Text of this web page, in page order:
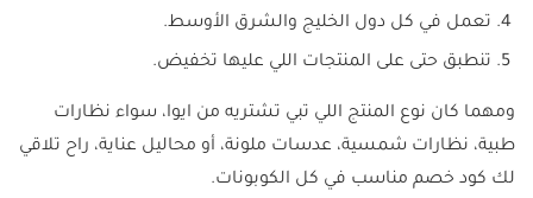
تعمل في كل دول الخليج والشرق الأوسط.
تنطبق حتى على المنتجات اللي عليها تخفيض.
ومهما كان نوع المنتج اللي تبي تشتريه من ايوا، سواء نظارات
طبية، نظارات شمسية، عدسات ملونة، أو محاليل عناية، راح تلاقي
لك كود خصم مناسب في كل الكوبونات.